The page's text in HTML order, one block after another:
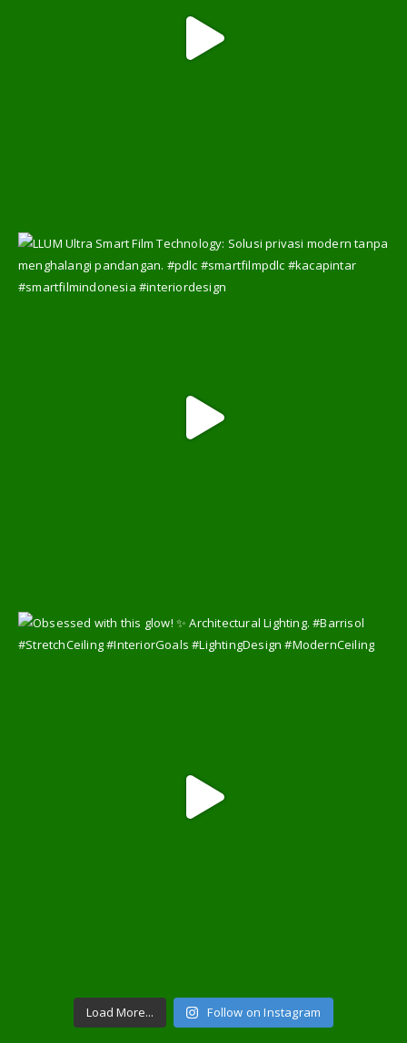
Load More... Follow on Instagram